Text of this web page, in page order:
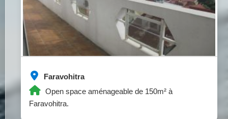
Faravohitra
Open space aménageable de 150m² à
Faravohitra.